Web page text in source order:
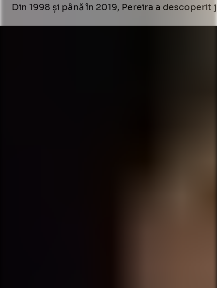
Din 1998 și până în 2019, Pereira a